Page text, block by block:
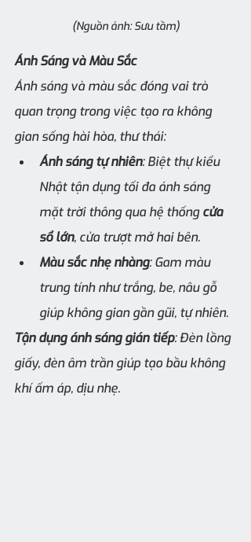
(Nguồn ảnh: Sưu tầm)
Ánh Sáng và Màu Sắc
Ánh sáng và màu sắc đóng vai trò
quan trọng trong việc tạo ra không
gian sống hài hòa, thư thái:
Ánh sáng tự nhiên: Biệt thự kiểu
Nhật tận dụng tối đa ánh sáng
mặt trời thông qua hệ thống cửa
sổ lớn, cửa trượt mở hai bên.
Màu sắc nhẹ nhàng: Gam màu
trung tính như trắng, be, nâu gỗ
giúp không gian gần gũi, tự nhiên.
Tận dụng ánh sáng gián tiếp: Đèn lồng
giấy, đèn âm trần giúp tạo bầu không
khí ấm áp, dịu nhẹ.